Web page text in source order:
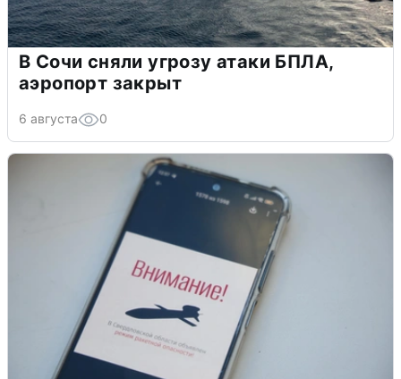
В Сочи сняли угрозу атаки БПЛА,
аэропорт закрыт
6 августа 0